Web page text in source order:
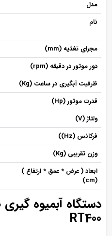
مدل
نام
مجرای تغذیه (mm)
دور موتور در دقیقه (rpm)
ظرفیت آبگیری در ساعت (Kg)
قدرت موتور (Hp)
ولتاژ (V)
فرکانس (Hz))
وزن تقریبی (Kg)
ابعاد ( عرض * عمق * ارتفاع )
(cm)
دستگاه آبمیوه
RT400